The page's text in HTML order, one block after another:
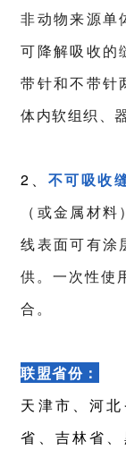
非动物来源单
可降解吸收的
带针和不带针
体内软组织、
2、 不可吸收
（或金属材
线表面可有涂
供。一次性使
合。
联盟省份：
天津市、河
省、吉林省